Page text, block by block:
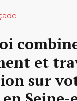
et
sur